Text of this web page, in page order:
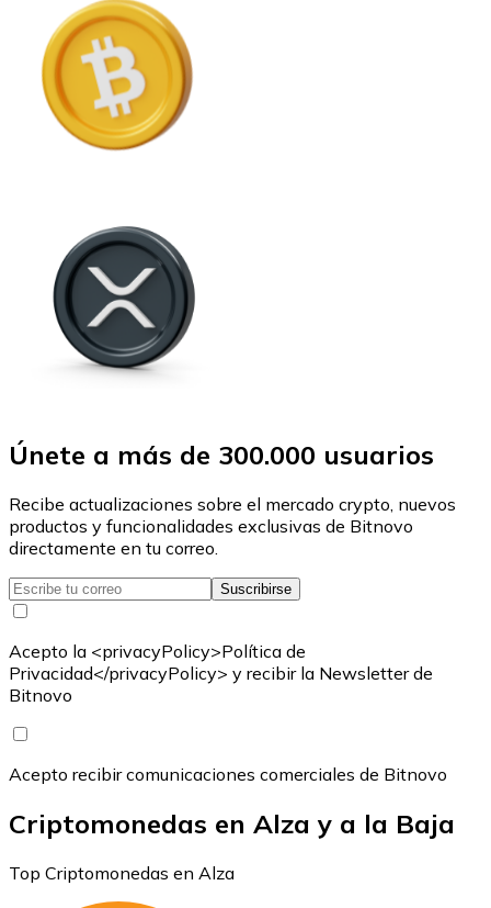
Únete a más de 300.000 usuarios
Recibe actualizaciones sobre el mercado crypto, nuevos
productos y funcionalidades exclusivas de Bitnovo
directamente en tu correo.
Suscribirse
Acepto la <privacyPolicy>Política de
Privacidad</privacyPolicy> y recibir la Newsletter de
Bitnovo
Acepto recibir comunicaciones comerciales de Bitnovo
Criptomonedas en Alza y a la Baja
Top Criptomonedas en Alza